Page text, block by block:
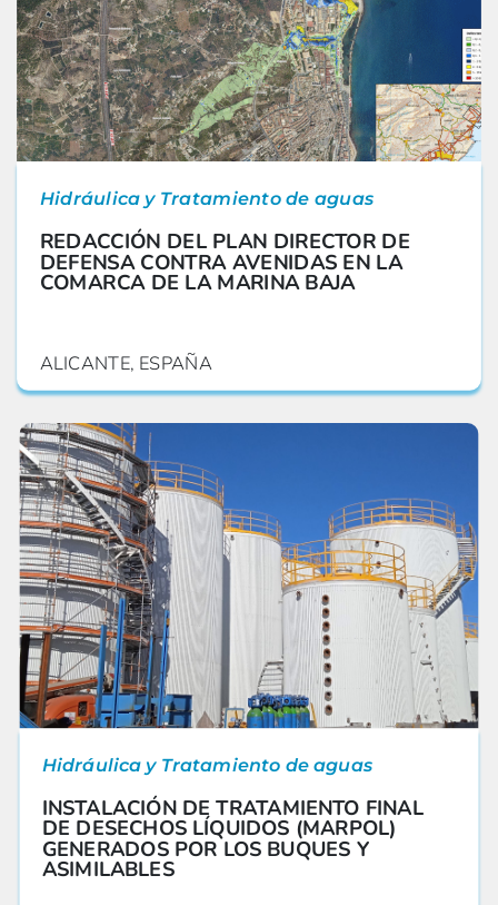
Hidráulica y Tratamiento de aguas
REDACCIÓN DEL PLAN DIRECTOR DE
DEFENSA CONTRA AVENIDAS EN LA
COMARCA DE LA MARINA BAJA
ALICANTE, ESPAÑA
Hidráulica y Tratamiento de aguas
INSTALACIÓN DE TRATAMIENTO FINAL
DE DESECHOS LÍQUIDOS (MARPOL)
GENERADOS POR LOS BUQUES Y
ASIMILABLES